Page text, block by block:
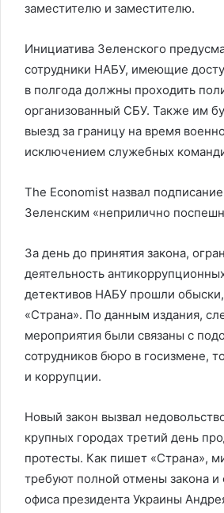
заместителю и заместителю.
Инициатива Зеленского
сотрудники НАБУ, имеющие
в полгода должны проходить
организованный СБУ. Также им
выезд за границу на время
исключением служебных
The Economist назвал
Зеленским «неприлично
За день до принятия закона,
деятельность
детективов НАБУ прошли
«Страна». По данным издания,
мероприятия были связаны с
сотрудников бюро в госизмене,
и коррупции.
Новый закон вызвал
крупных городах третий день
протесты. Как пишет «Страна»,
требуют полной отмены закона и
офиса президента Украины